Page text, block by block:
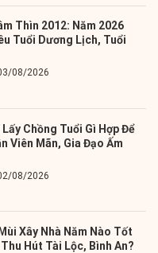
Thìn 2012: Năm 2026
Tuổi Dương Lịch, Tuổi
08/2026
Lấy Chồng Tuổi Gì Hợp Để
Viên Mãn, Gia Đạo Ấm
08/2026
Xây Nhà Năm Nào Tốt
Hút Tài Lộc, Bình An?